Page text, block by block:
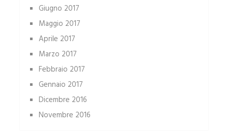
Giugno 2017
Maggio 2017
Aprile 2017
Marzo 2017
Febbraio 2017
Gennaio 2017
Dicembre 2016
Novembre 2016